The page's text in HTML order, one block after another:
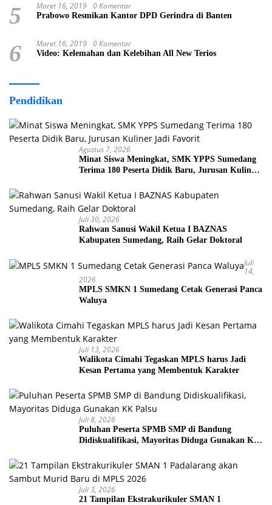
5 Maret 16, 2019 0 Komentar
Prabowo Resmikan Kantor DPD Gerindra di Banten
6 Maret 16, 2019 0 Komentar
Video: Kelemahan dan Kelebihan All New Terios
Pendidikan
Agustus 7, 2026
Minat Siswa Meningkat, SMK YPPS Sumedang
Terima 180 Peserta Didik Baru, Jurusan Kuliner
Juli 30, 2026
Rahwan Sanusi Wakil Ketua I BAZNAS
Kabupaten Sumedang, Raih Gelar Doktoral
Juli
14,
2026
MPLS SMKN 1 Sumedang Cetak Generasi Panca
Waluya
Juli 13, 2026
Walikota Cimahi Tegaskan MPLS harus Jadi
Kesan Pertama yang Membentuk Karakter
Juli 8, 2026
Puluhan Peserta SPMB SMP di Bandung
Didiskualifikasi, Mayoritas Diduga Gunakan KK
Juli 3, 2026
21 Tampilan Ekstrakurikuler SMAN 1